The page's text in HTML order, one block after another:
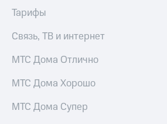
общие
и услуги,
к геолокации
Кино,
музыка,
есть
в нашем
приложении
Музыка
Тарифы
Связь, ТВ и интернет
МТС Дома Отлично
МТС Дома Хорошо
МТС Дома Супер